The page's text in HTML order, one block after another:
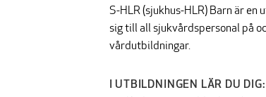
S-HLR (sjukhus-HLR) Barn är
sig till all sjukvårdspersonal på
vårdutbildningar.
I UTBILDNINGEN LÄR DU DIG: